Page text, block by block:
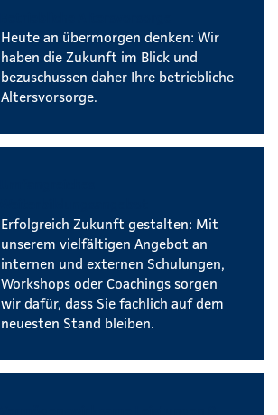
Heute an übermorgen denken: Wir
haben die Zukunft im Blick und
bezuschussen daher Ihre betriebliche
Altersvorsorge.
Erfolgreich Zukunft gestalten: Mit
unserem vielfältigen Angebot an
internen und externen Schulungen,
Workshops oder Coachings sorgen
wir dafür, dass Sie fachlich auf dem
neuesten Stand bleiben.